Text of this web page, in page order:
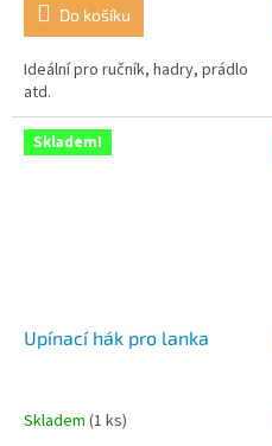
Do košíku
Ideální pro ručník, hadry, prádlo
atd.
Skladem!
Upínací hák pro lanka
Skladem (1 ks)